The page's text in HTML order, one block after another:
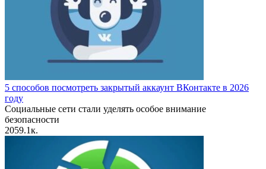
5 способов посмотреть закрытый аккаунт ВКонтакте в 2026
году
Социальные сети стали уделять особое внимание
безопасности
2059.1к.